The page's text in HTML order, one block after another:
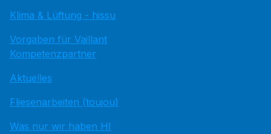
Klima & Lüftung - hissu
Vorgaben für Vaillant
Kompetenzpartner
Aktuelles
Fliesenarbeiten (toujou)
Was nur wir haben HI